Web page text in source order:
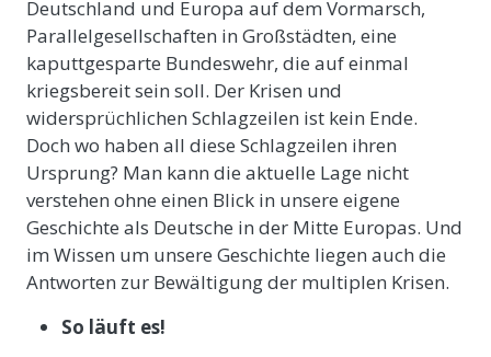
Deutschland und Europa auf dem Vormarsch,
Parallelgesellschaften in Großstädten, eine
kaputtgesparte Bundeswehr, die auf einmal
kriegsbereit sein soll. Der Krisen und
widersprüchlichen Schlagzeilen ist kein Ende.
Doch wo haben all diese Schlagzeilen ihren
Ursprung? Man kann die aktuelle Lage nicht
verstehen ohne einen Blick in unsere eigene
Geschichte als Deutsche in der Mitte Europas. Und
im Wissen um unsere Geschichte liegen auch die
Antworten zur Bewältigung der multiplen Krisen.
So läuft es!